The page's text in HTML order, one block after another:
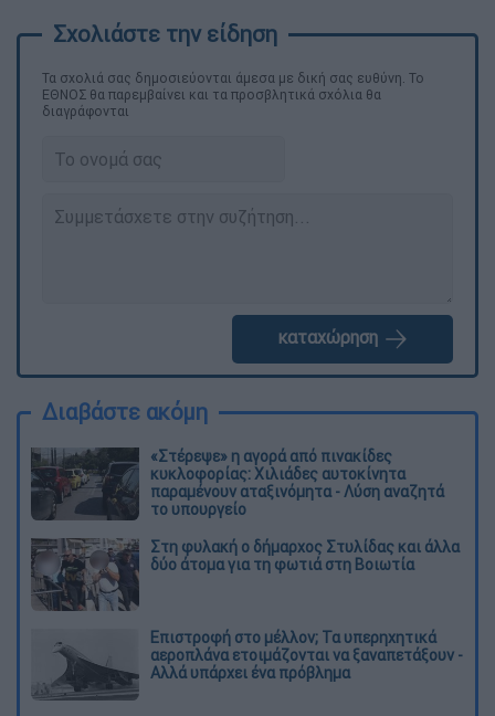
Τα σχολιά σας δημοσιεύονται άμεσα με δική σας ευθύνη. Το
ΕΘΝΟΣ θα παρεμβαίνει και τα προσβλητικά σχόλια θα
διαγράφονται
καταχώρηση
Διαβάστε ακόμη
«Στέρεψε» η αγορά από πινακίδες
κυκλοφορίας: Χιλιάδες αυτοκίνητα
παραμένουν αταξινόμητα - Λύση αναζητά
το υπουργείο
Στη φυλακή ο δήμαρχος Στυλίδας και άλλα
δύο άτομα για τη φωτιά στη Βοιωτία
Επιστροφή στο μέλλον; Τα υπερηχητικά
αεροπλάνα ετοιμάζονται να ξαναπετάξουν -
Αλλά υπάρχει ένα πρόβλημα